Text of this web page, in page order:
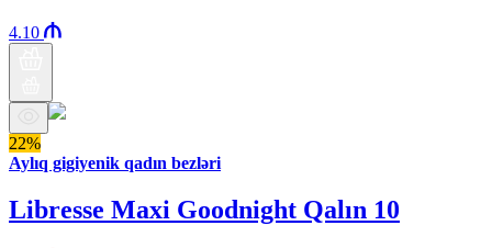
4.10
22%
Aylıq gigiyenik qadın bezləri
Libresse Maxi Goodnight Qalın 10